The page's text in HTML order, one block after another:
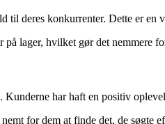
deres konkurrenter. Dette er en
lager, hvilket gør det nemmere
har haft en positiv
for dem at finde det, de søgte